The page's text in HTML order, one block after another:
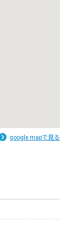
google mapで見る